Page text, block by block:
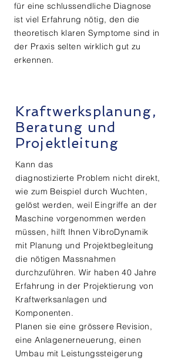
für eine schlussendliche Diagnose
ist viel Erfahrung nötig, den die
theoretisch klaren Symptome sind in
der Praxis selten wirklich gut zu
erkennen.
Kraftwerksplanung,
Beratung und
Projektleitung
Kann das
diagnostizierte Problem nicht direkt,
wie zum Beispiel durch Wuchten,
gelöst werden, weil Eingriffe an der
Maschine vorgenommen werden
müssen, hilft Ihnen VibroDynamik
mit Planung und Projektbegleitung
die nötigen Massnahmen
durchzuführen. Wir haben 40 Jahre
Erfahrung in der Projektierung von
Kraftwerksanlagen und
Komponenten.
Planen sie eine grössere Revision,
eine Anlagenerneuerung, einen
Umbau mit Leistungssteigerung